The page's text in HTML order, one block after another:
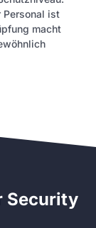
Personal ist
macht
Security